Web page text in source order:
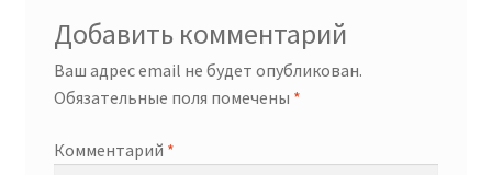
Добавить комментарий
Ваш адрес email не будет опубликован.
Обязательные поля помечены *
Комментарий *